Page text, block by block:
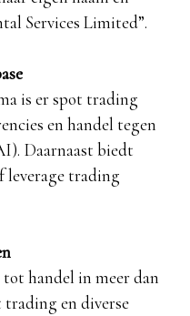
Services Limited”.
is er spot trading
en handel tegen
Daarnaast biedt
leverage trading
handel in meer dan
trading en diverse